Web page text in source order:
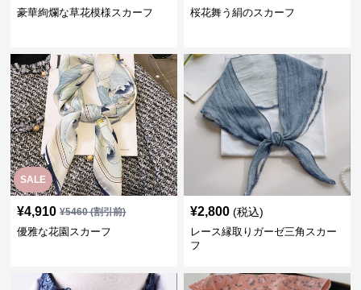
豪華絢爛な草花模様スカーフ 桜花舞う絹のスカーフ
SALE
¥4,910 ¥5460(割引前)
優雅な花園スカーフ
¥2,800 (税込)
レース縁取りガーゼ三角スカー
フ